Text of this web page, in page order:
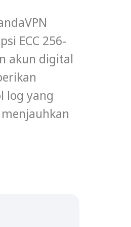
ECC 256-
akun digital
log yang